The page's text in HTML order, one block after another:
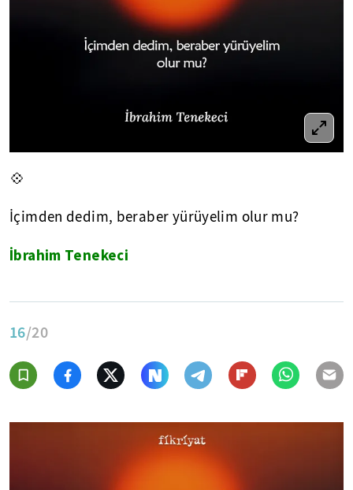
💠
İçimden dedim, beraber yürüyelim olur mu?
İbrahim Tenekeci
16/20